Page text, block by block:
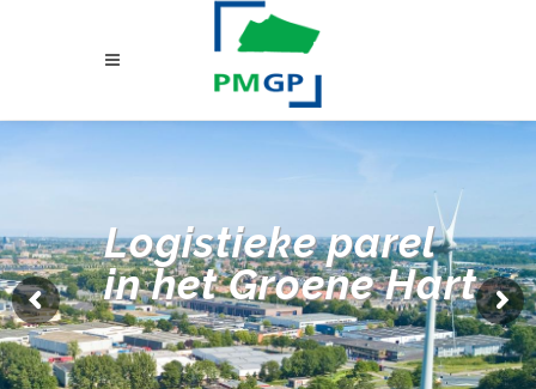
Logistieke parel
in het Groene Hart